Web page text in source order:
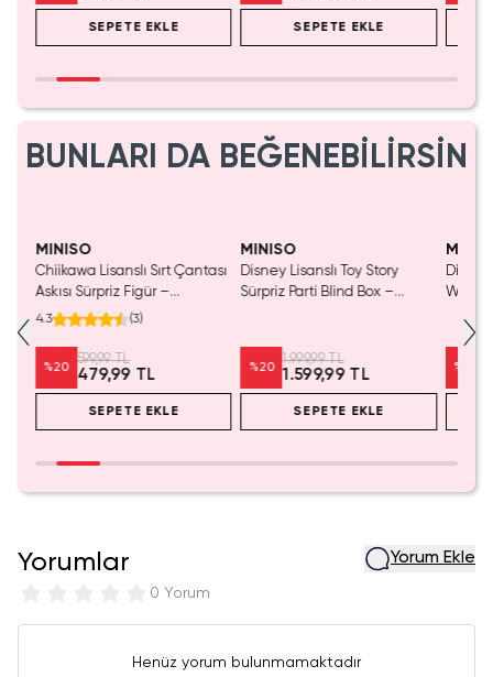
SEPETE EKLE SEPETE EKLE
BUNLARI DA BEĞENEBİLİRSİN
MINISO
Chiikawa Lisanslı Sırt Çantası
Askısı Sürpriz Figür –
Koleksiyonluk Blind Box
4.3 (3)
%20
599,99 TL
479,99 TL
SEPETE EKLE
MINISO
Disney Lisanslı Toy Story
Sürpriz Parti Blind Box –
%20
1.999,99 TL
1.599,99 TL
SEPETE EKLE
%
Yorumlar
0 Yorum
Yorum Ekle
Henüz yorum bulunmamaktadır